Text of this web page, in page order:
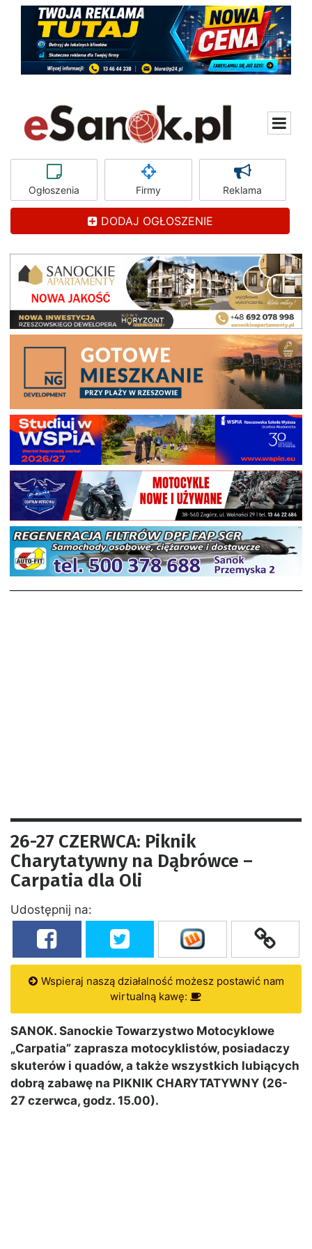
Ogłoszenia Firmy Reklama
DODAJ OGŁOSZENIE
26-27 CZERWCA: Piknik
Charytatywny na Dąbrówce –
Carpatia dla Oli
Udostępnij na:
Wspieraj naszą działalność możesz postawić nam
wirtualną kawę:
SANOK. Sanockie Towarzystwo Motocyklowe
„Carpatia” zaprasza motocyklistów, posiadaczy
skuterów i quadów, a także wszystkich lubiących
dobrą zabawę na PIKNIK CHARYTATYWNY (26-
27 czerwca, godz. 15.00).